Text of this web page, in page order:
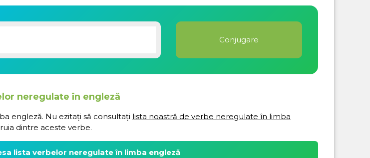
neregulate în engleză
engleză. Nu ezitați să consultați lista noastră de verbe neregulate în limba
dintre aceste verbe.
lista verbelor neregulate în limba engleză